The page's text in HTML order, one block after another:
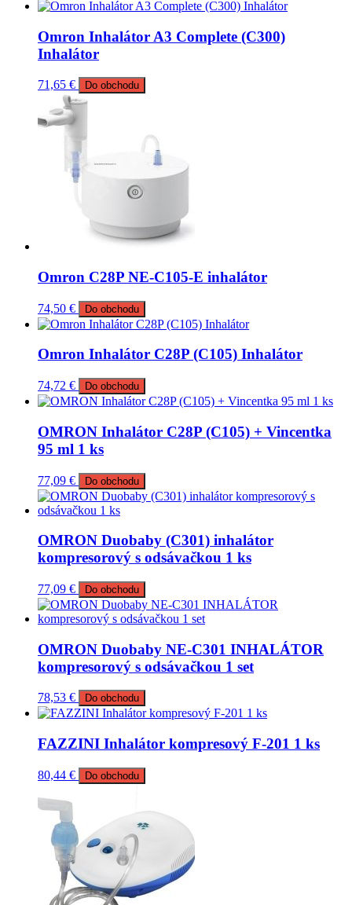
Omron Inhalátor A3 Complete (C300)
Inhalátor
71,65 € Do obchodu
Omron C28P NE-C105-E inhalátor
74,50 € Do obchodu
Omron Inhalátor C28P (C105) Inhalátor
74,72 € Do obchodu
OMRON Inhalátor C28P (C105) + Vincentka
95 ml 1 ks
77,09 € Do obchodu
OMRON Duobaby (C301) inhalátor
kompresorový s odsávačkou 1 ks
77,09 € Do obchodu
OMRON Duobaby NE-C301 INHALÁTOR
kompresorový s odsávačkou 1 set
78,53 € Do obchodu
FAZZINI Inhalátor kompresový F-201 1 ks
80,44 € Do obchodu